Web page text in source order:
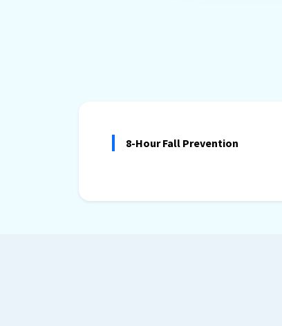
8-Hour Fall Prevention